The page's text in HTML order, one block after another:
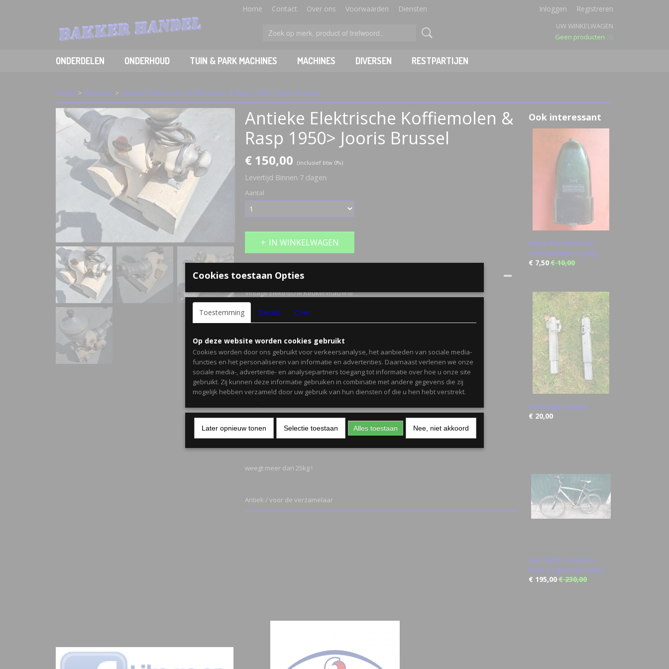
Home Contact Over ons Voorwaarden Diensten Inloggen Registreren
UW WINKELWAGEN
Geen producten (0)
ONDERDELEN ONDERHOUD TUIN & PARK MACHINES MACHINES DIVERSEN RESTPARTIJEN
Home> Diversen > Antieke Elektrische Koffiemolen & Rasp 1950> Jooris Brussel
Antieke Elektrische Koffiemolen &
Rasp 1950> Jooris Brussel
€ 150,00 (inclusief btw 0%)
Levertijd Binnen 7 dagen
Aantal
IN WINKELWAGEN
Omschrijving
Vintage Elektrische Keukenmachine
op 230V = Werkend
Jooris Brussel
Modéle Déposé
Koffiebonen molen aan de ene zijde
Geschat Bouwjaar 1950
weegt meer dan 25kg !
Antiek / voor de verzamelaar
Ook interessant
Platte Krachtstroom
contrastekker 5-polig
€ 7,50€ 10,00
Aanhanger paaltje
€ 20,00
zeer nette crossfiets -
bijna zo goed als nieuw
€ 195,00€ 230,00
Cookies toestaan Opties
Toestemming Details Over
Op deze website worden cookies gebruikt
Cookies worden door ons gebruikt voor verkeersanalyse, het aanbieden van sociale media-
functies en het personaliseren van informatie en advertenties. Daarnaast verlenen we onze
sociale media-, advertentie- en analysepartners toegang tot informatie over hoe u onze site
gebruikt. Zij kunnen deze informatie gebruiken in combinatie met andere gegevens die zij
mogelijk hebben verzameld door uw gebruik van hun diensten of die u hen hebt verstrekt.
Later opnieuw tonen Selectie toestaan Alles toestaan Nee, niet akkoord